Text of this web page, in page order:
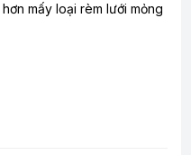
mấy loại rèm lưới mỏng